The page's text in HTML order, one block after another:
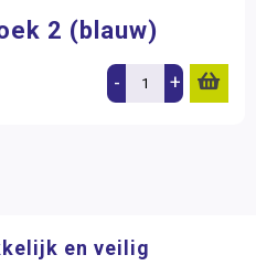
2 (blauw)
- +
en veilig